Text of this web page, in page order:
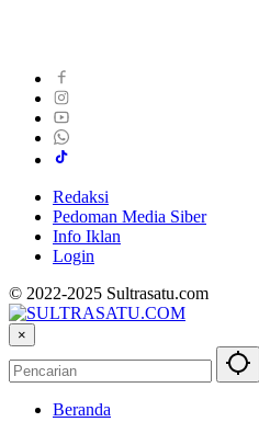
Redaksi
Pedoman Media Siber
Info Iklan
Login
© 2022-2025 Sultrasatu.com
×
Beranda